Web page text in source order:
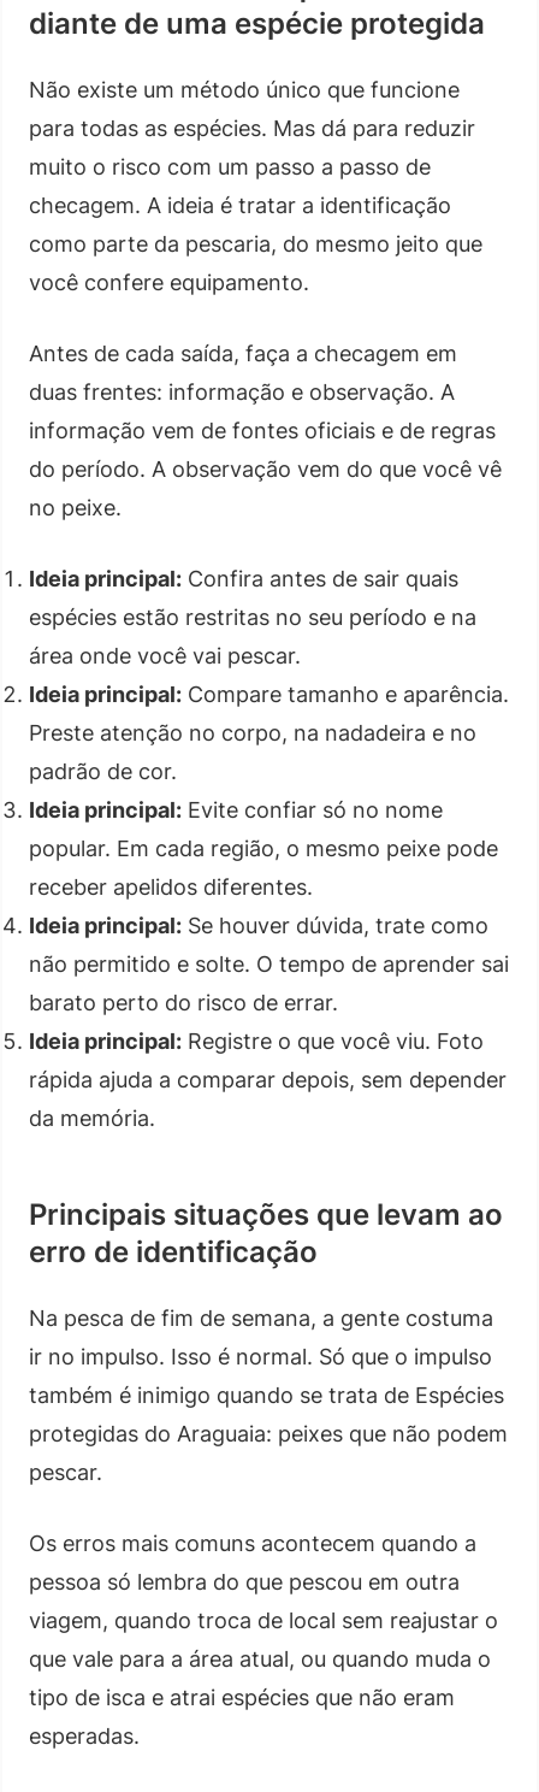
diante de uma espécie protegida
Não existe um método único que funcione
para todas as espécies. Mas dá para reduzir
muito o risco com um passo a passo de
checagem. A ideia é tratar a identificação
como parte da pescaria, do mesmo jeito que
você confere equipamento.
Antes de cada saída, faça a checagem em
duas frentes: informação e observação. A
informação vem de fontes oficiais e de regras
do período. A observação vem do que você vê
no peixe.
Ideia principal: Confira antes de sair quais
espécies estão restritas no seu período e na
área onde você vai pescar.
Ideia principal: Compare tamanho e aparência.
Preste atenção no corpo, na nadadeira e no
padrão de cor.
Ideia principal: Evite confiar só no nome
popular. Em cada região, o mesmo peixe pode
receber apelidos diferentes.
Ideia principal: Se houver dúvida, trate como
não permitido e solte. O tempo de aprender sai
barato perto do risco de errar.
Ideia principal: Registre o que você viu. Foto
rápida ajuda a comparar depois, sem depender
da memória.
Principais situações que levam ao
erro de identificação
Na pesca de fim de semana, a gente costuma
ir no impulso. Isso é normal. Só que o impulso
também é inimigo quando se trata de Espécies
protegidas do Araguaia: peixes que não podem
pescar.
Os erros mais comuns acontecem quando a
pessoa só lembra do que pescou em outra
viagem, quando troca de local sem reajustar o
que vale para a área atual, ou quando muda o
tipo de isca e atrai espécies que não eram
esperadas.